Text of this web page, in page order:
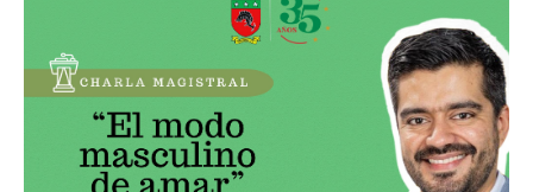
Carlos
Santiago